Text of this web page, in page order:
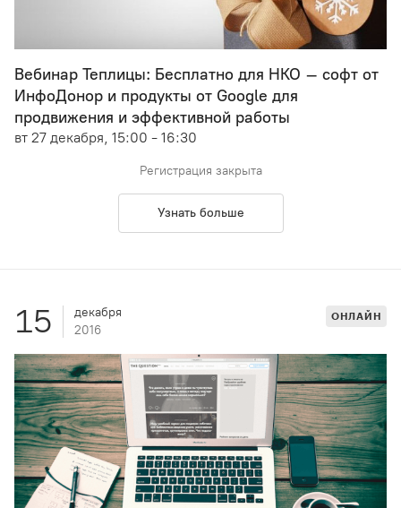
Вебинар Теплицы: Бесплатно для НКО – софт от
ИнфоДонор и продукты от Google для
продвижения и эффективной работы
вт 27 декабря, 15:00 - 16:30
Регистрация закрыта
Узнать больше
15
декабря
2016
ОНЛАЙН